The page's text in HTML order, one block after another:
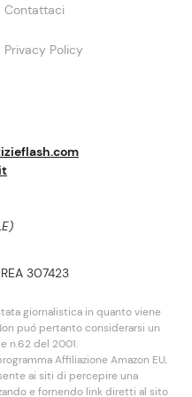
307423
giornalistica in quanto viene
puó pertanto considerarsi un
n.62 del 2001.
Affiliazione Amazon EU,
ai siti di percepire una
e fornendo link diretti al sito
Contattaci
Privacy Policy